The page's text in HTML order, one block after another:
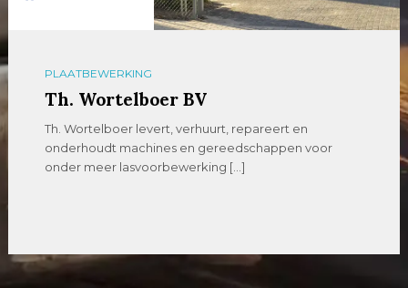
PLAATBEWERKING
Th. Wortelboer BV
Th. Wortelboer levert, verhuurt, repareert en
onderhoudt machines en gereedschappen voor
onder meer lasvoorbewerking […]